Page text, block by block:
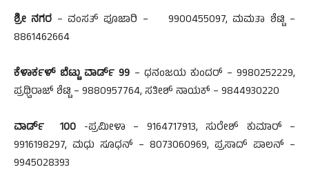
ಶ್ರೀನಗರ – ವಂಸತ್ ಪೂಜಾರಿ – 9900455097, ಮಮತಾ ಶೆಟ್ಟಿ –
8861462664
ಕೆಳಾರ್ಕಳ್ಬೆಟ್ಟುವಾಡ್೯ 99 – ಧನಂಜಯ ಕುಂದರ್ – 9980252229,
ಪ್ರಥ್ವಿರಾಜ್ ಶೆಟ್ಟಿ – 9880957764, ಸತೀಶ್ ನಾಯಕ್ – 9844930220
ವಾಡ್೯ 100 -ಪ್ರಮೀಳಾ – 9164717913, ಸುರೇಶ್ ಕುಮಾರ್ –
9916198297, ಮಧು ಸೂಧನ್ – 8073060969, ಪ್ರಸಾದ್ ಪಾಲನ್ –
9945028393